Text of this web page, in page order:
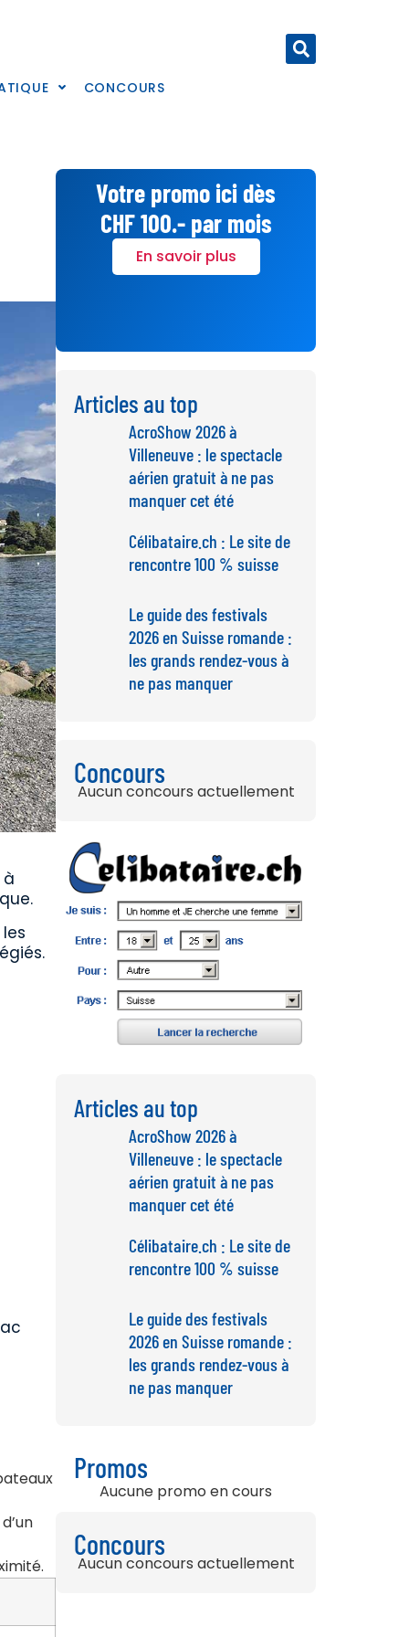
CONCOURS
à
Votre promo ici dès
CHF 100.- par mois
En savoir plus
Articles au top
AcroShow 2026 à
Villeneuve : le spectacle
aérien gratuit à ne pas
manquer cet été
Célibataire.ch : Le site de
rencontre 100 % suisse
Le guide des festivals
2026 en Suisse romande :
les grands rendez-vous à
ne pas manquer
Concours
Aucun concours actuellement
Articles au top
AcroShow 2026 à
Villeneuve : le spectacle
aérien gratuit à ne pas
manquer cet été
Célibataire.ch : Le site de
rencontre 100 % suisse
Le guide des festivals
2026 en Suisse romande :
les grands rendez-vous à
ne pas manquer
Promos
Aucune promo en cours
Concours
Aucun concours actuellement